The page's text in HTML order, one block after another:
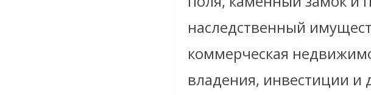
наследственный
коммерческая
владения, инвестиции и